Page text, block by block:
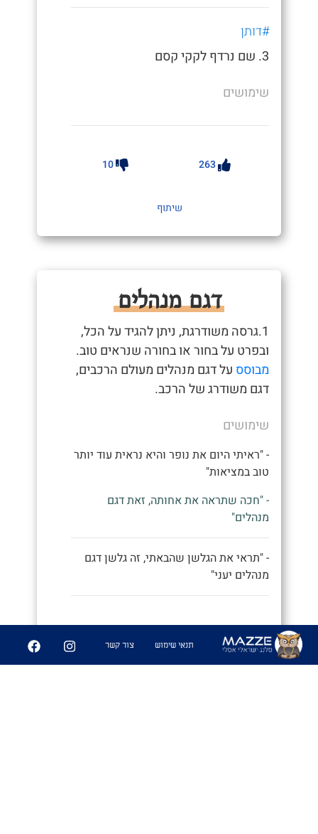
#דותן
3. שם נרדף לקקי קסם
שימושים
263
10
שיתוף
דגם מנהלים
1.גרסה משודרגת, ניתן להגיד על הכל,
ובפרט על בחור או בחורה שנראים טוב.
מבוסס על דגם מנהלים מעולם הרכבים,
דגם משודרג של הרכב.
שימושים
- "ראיתי היום את נופר והיא נראית עוד יותר
טוב במציאות"
- "חכה שתראה את אחותה, זאת דגם
מנהלים"
- "תראי את הגלשן שהבאתי, זה גלשן דגם
מנהלים יעני"
תנאי שימוש צור קשר